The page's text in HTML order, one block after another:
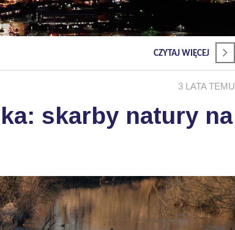
CZYTAJ WIĘCEJ
3 LATA TEMU
skarby natury na